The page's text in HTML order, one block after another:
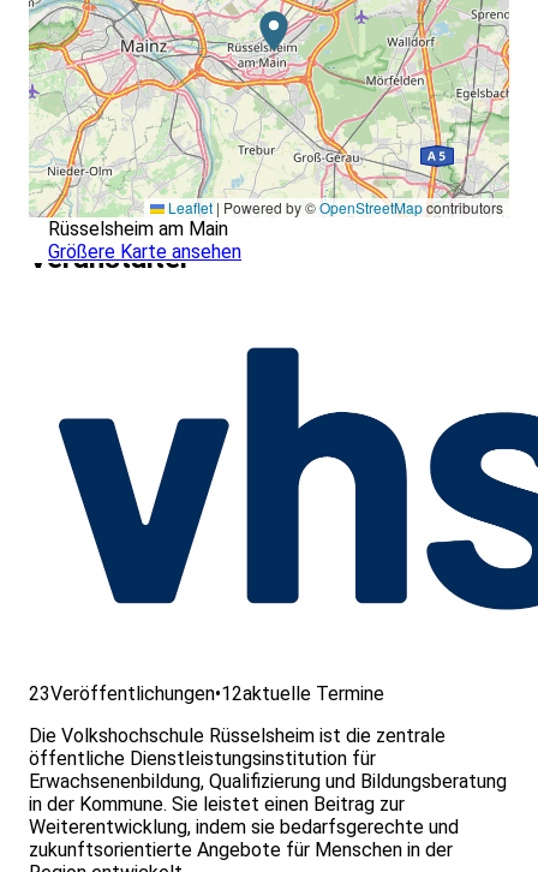
Leaflet | Powered by ©OpenStreetMapcontributors
Rüsselsheim am Main
Größere Karte ansehen
Veranstalter
23Veröffentlichungen•12aktuelle Termine
Die Volkshochschule Rüsselsheim ist die zentrale
öffentliche Dienstleistungsinstitution für
Erwachsenenbildung, Qualifizierung und Bildungsberatung
in der Kommune. Sie leistet einen Beitrag zur
Weiterentwicklung, indem sie bedarfsgerechte und
zukunftsorientierte Angebote für Menschen in der